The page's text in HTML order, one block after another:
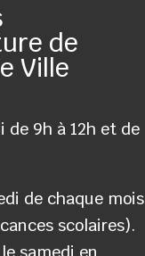
de
Ville
de 9h à 12h et de
de chaque mois
scolaires).